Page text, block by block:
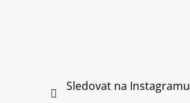
Sledovat na Instagramu